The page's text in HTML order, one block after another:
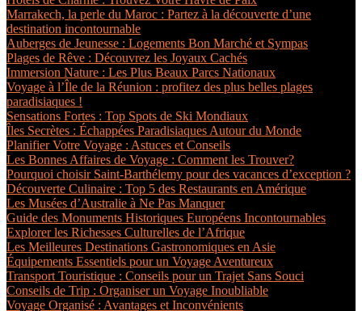
Marrakech, la perle du Maroc : Partez à la découverte d’une
destination incontournable
Auberges de Jeunesse : Logements Bon Marché et Sympas
Plages de Rêve : Découvrez les Joyaux Cachés
Immersion Nature : Les Plus Beaux Parcs Nationaux
Voyage à l’Île de la Réunion : profitez des plus belles plages
paradisiaques !
Sensations Fortes : Top Spots de Ski Mondiaux
Îles Secrètes : Échappées Paradisiaques Autour du Monde
Planifier Votre Voyage : Astuces et Conseils
Les Bonnes Affaires de Voyage : Comment les Trouver?
Pourquoi choisir Saint-Barthélemy pour des vacances d’exception ?
Découverte Culinaire : Top 5 des Restaurants en Amérique
Les Musées d’Australie à Ne Pas Manquer
Guide des Monuments Historiques Européens Incontournables
Explorer les Richesses Culturelles de l’Afrique
Les Meilleures Destinations Gastronomiques en Asie
Équipements Essentiels pour un Voyage Aventureux
Transport Touristique : Conseils pour un Trajet Sans Souci
Conseils de Trip : Organiser un Voyage Inoubliable
Voyage Organisé : Avantages et Inconvénients